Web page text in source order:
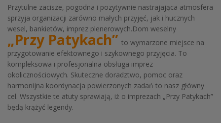
Przytulne zacisze, pogodna i pozytywnie nastrajająca atmosfera
sprzyja organizacji zarówno małych przyjęć, jak i hucznych
wesel, bankietów, imprez plenerowych.Dom weselny
„Przy Patykach” to wymarzone miejsce na
przygotowanie efektownego i szykownego przyjęcia. To
kompleksowa i profesjonalna obsługa imprez
okolicznościowych. Skuteczne doradztwo, pomoc oraz
harmonijna koordynacja powierzonych zadań to nasz główny
cel. Wszystkie te atuty sprawiają, iż o imprezach „Przy Patykach”
będą krążyć legendy.